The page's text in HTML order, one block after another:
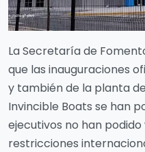
La Secretaría de
que las inauguraciones
y también de la planta
Invincible Boats se han
ejecutivos no han
restricciones